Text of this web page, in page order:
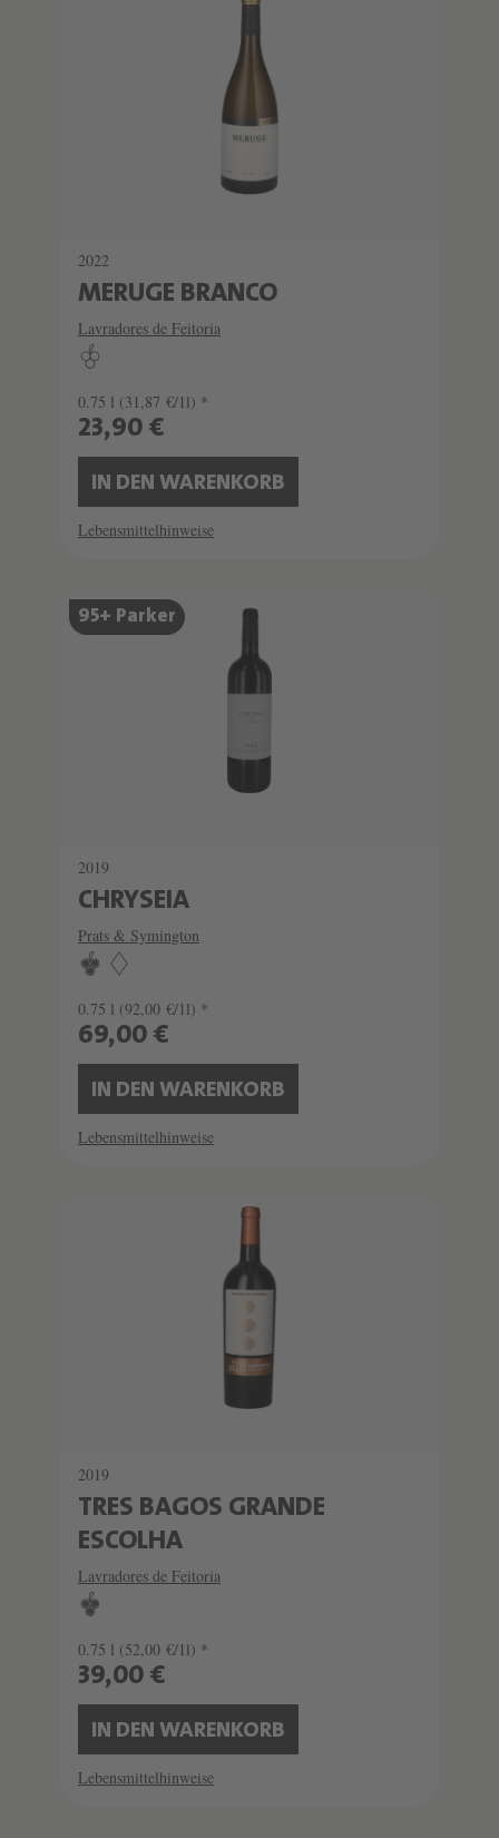
2022
MERUGE BRANCO
Lavradores de Feitoria
0.75 l (31,87 €/1l) *
23,90 €
IN DEN WARENKORB
Lebensmittelhinweise
SCHATZKAMMER
LIMITIERT
95+ Parker
2019
CHRYSEIA
Prats & Symington
0.75 l (92,00 €/1l) *
69,00 €
IN DEN WARENKORB
Lebensmittelhinweise
2019
TRES BAGOS GRANDE
ESCOLHA
Lavradores de Feitoria
0.75 l (52,00 €/1l) *
39,00 €
IN DEN WARENKORB
Lebensmittelhinweise